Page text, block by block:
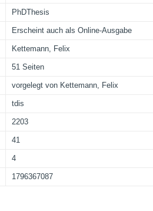
PhDThesis
Erscheint auch als Online-Ausgabe
Kettemann, Felix
51 Seiten
vorgelegt von Kettemann, Felix
tdis
2203
41
4
1796367087